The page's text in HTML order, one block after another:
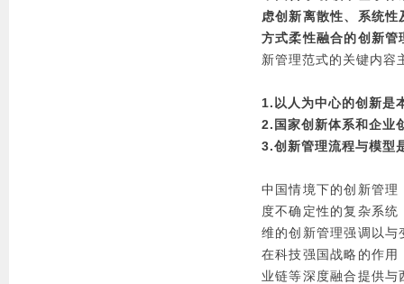
虑创新离散性、系统
方式柔性融合的创新管
新管理范式的关键内容
1.以人为中心的创新是
2.国家创新体系和企业
3.创新管理流程与模型
中国情境下的创新管
度不确定性的复杂系
维的创新管理强调以
在科技强国战略的作
业链等深度融合提供